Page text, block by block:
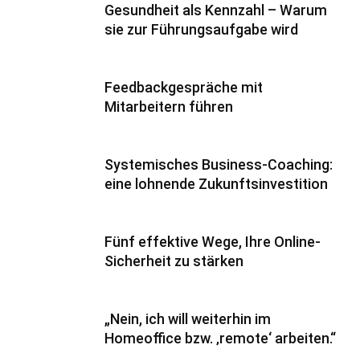
Gesundheit als Kennzahl – Warum
sie zur Führungsaufgabe wird
Feedbackgespräche mit
Mitarbeitern führen
Systemisches Business-Coaching:
eine lohnende Zukunftsinvestition
Fünf effektive Wege, Ihre Online-
Sicherheit zu stärken
„Nein, ich will weiterhin im
Homeoffice bzw. ‚remote‘ arbeiten.“